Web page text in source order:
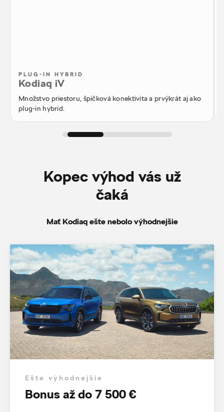
PLUG-IN HYBRID
Kodiaq iV
Množstvo priestoru, špičková konektivita a prvýkrát aj ako
plug-in hybrid.
Kopec výhod vás už
čaká
Mať Kodiaq ešte nebolo výhodnejšie
Ešte výhodnejšie
Bonus až do 7 500 €